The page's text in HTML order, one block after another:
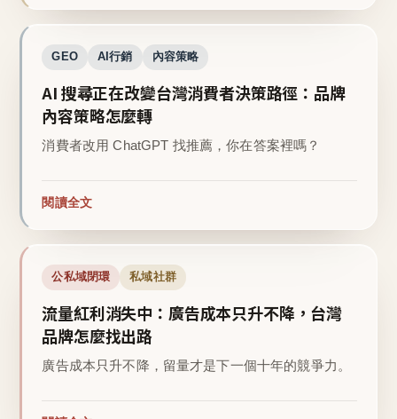
GEO AI行銷 內容策略
AI 搜尋正在改變台灣消費者決策路徑：品牌
內容策略怎麼轉
消費者改用 ChatGPT 找推薦，你在答案裡嗎？
閱讀全文
公私域閉環 私域社群
流量紅利消失中：廣告成本只升不降，台灣
品牌怎麼找出路
廣告成本只升不降，留量才是下一個十年的競爭力。